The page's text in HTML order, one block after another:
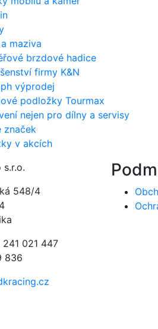
maziva
brzdové hadice
firmy K&N
výprodej
podložky Tourmax
nejen pro dílny a servisy
značek
v akcích
548/4
021 447
836